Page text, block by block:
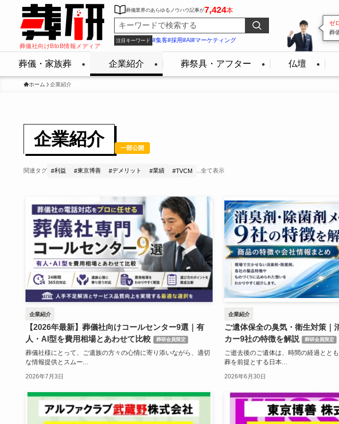
葬儀社向けBtoB情報メディア
葬儀業界のあらゆるノウハウ記事が7,424本
注目キーワード #集客#採用#AI #マーケティング
ゼ
葬
変
そ
葬儀・家族葬 企業紹介 葬祭具・アフター 仏壇
ホーム 企業紹介
企業紹介 一部公開
関連タグ #利益 #東京博善 #デメリット #業績 #TVCM ...全て表示
企業紹介
【2026年最新】葬儀社向けコールセンター9選｜有
人・AI型を費用相場とあわせて比較
葬研会員限定
葬儀社様にとって、ご遺族の方々の心情に寄り添いながら、適切
な情報提供とスムー...
2026年7月3日
企業紹介
ご遺体保全の臭気・衛生対策｜
カー9社の特徴を解説
葬研会員限定
ご逝去後のご遺体は、時間の経過とと
葬を前提とする日本...
2026年6月30日